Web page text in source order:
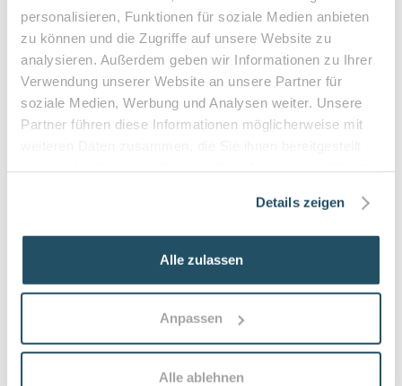
personalisieren, Funktionen für soziale Medien anbieten
zu können und die Zugriffe auf unsere Website zu
analysieren. Außerdem geben wir Informationen zu Ihrer
Verwendung unserer Website an unsere Partner für
soziale Medien, Werbung und Analysen weiter. Unsere
Partner führen diese Informationen möglicherweise mit
Details zeigen
Alle zulassen
Anpassen
Alle ablehnen
10% Zuzahlung pro Behandlung (mind. 5€, max. 10€)
•Befreiung bei chronischen Erkrankungen möglich
•Privatleistungen nach individueller Vereinbarung
•Hausbesuche bei medizinischer Notwendigkeit
Was ist der Unterschied zwischen
Podologische Behandlung ist medizinisch ausgerichtet,
Hauterkrankungen durch ausgebildete Podologinnen;
kosmetische Pediküre dient primär dem ästhetischen
Erscheinungsbild ohne medizinische Versorgung.